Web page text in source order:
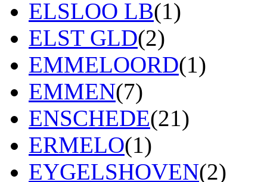
ELSLOO LB(1)
ELST GLD(2)
EMMELOORD(1)
EMMEN(7)
ENSCHEDE(21)
ERMELO(1)
EYGELSHOVEN(2)